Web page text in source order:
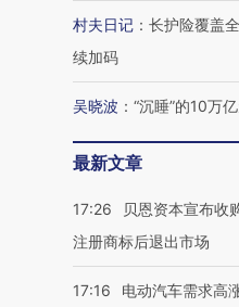
村夫日记 ： 长护险覆盖
续加码
吴晓波 ： “沉睡”的10万
最新文章
17:26
贝恩资本宣布收
注册商标后退出市场
17:16
电动汽车需求高